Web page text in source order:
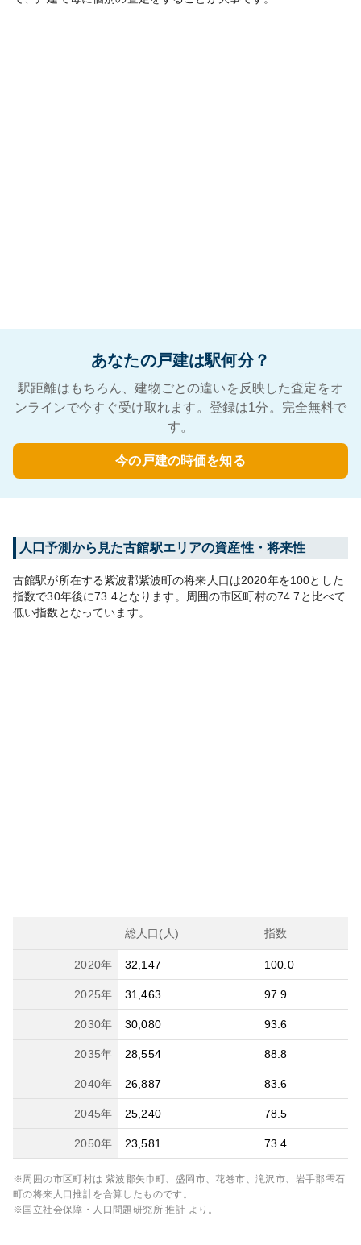
あなたの戸建は駅何分？
駅距離はもちろん、建物ごとの違いを反映した査定をオ
ンラインで今すぐ受け取れます。登録は1分。完全無料で
す。
今の戸建の時価を知る
人口予測から見た古館駅エリアの資産性・将来性
古館駅が所在する紫波郡紫波町の将来人口は2020年を100とした
指数で30年後に73.4となります。 周囲の市区町村の74.7 と比べて
低い指数となっています。
総人口(人) 指数
2020年 32,147 100.0
2025年 31,463 97.9
2030年 30,080 93.6
2035年 28,554 88.8
2040年 26,887 83.6
2045年 25,240 78.5
2050年 23,581 73.4
※周囲の市区町村は 紫波郡矢巾町、盛岡市、花巻市、滝沢市、岩手郡雫石
町の将来人口推計を合算したものです。
※国立社会保障・人口問題研究所 推計 より。